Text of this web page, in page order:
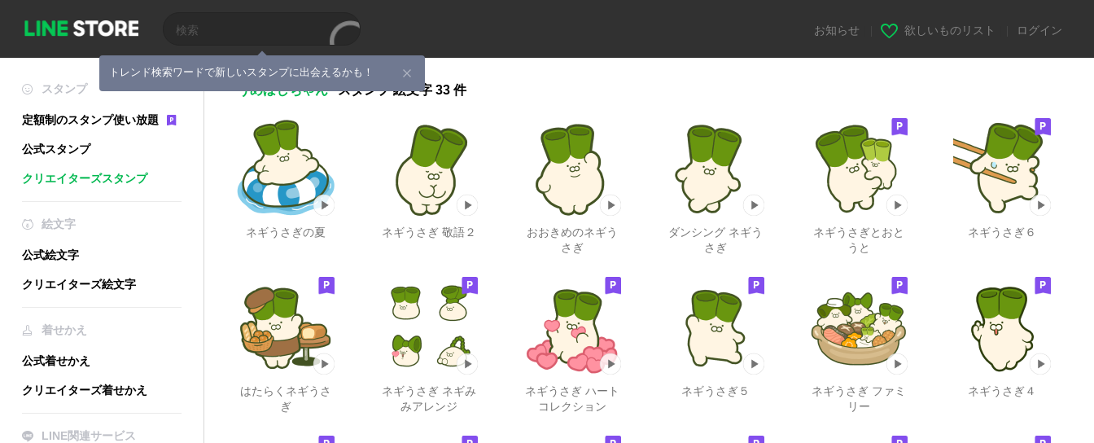
トレンド検索ワードで新しいスタンプに出会えるかも！
お知らせ 欲しいものリスト ログイン
スタンプ
定額制のスタンプ使い放題
公式スタンプ
クリエイターズスタンプ
絵文字
公式絵文字
クリエイターズ絵文字
着せかえ
公式着せかえ
クリエイターズ着せかえ
LINE関連サービス
うめぼしちゃん スタンプ 絵文字 33 件
ネギうさぎの夏 ネギうさぎ 敬語２
おおきめのネギう
さぎ
ダンシング ネギう
さぎ
ネギうさぎとおと
うと
ネギうさぎ６
はたらくネギうさ
ぎ
ネギうさぎ ネギみ
みアレンジ
ネギうさぎ ハート
コレクション
ネギうさぎ５
ネギうさぎ ファミ
リー
ネギうさぎ４